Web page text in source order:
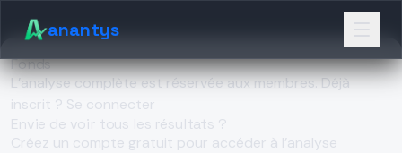
anantys
Fonds
L’analyse complète est réservée aux membres.Déjà
inscrit ? Se connecter
Envie de voir tous les résultats ?
Créez un compte gratuit pour accéder à l’analyse